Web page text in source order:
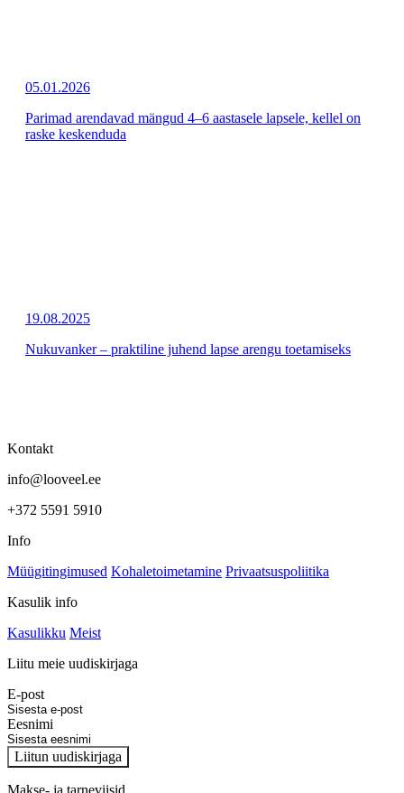
05.01.2026
Parimad arendavad mängud 4–6 aastasele lapsele, kellel on
raske keskenduda
19.08.2025
Nukuvanker – praktiline juhend lapse arengu toetamiseks
Kontakt
info@looveel.ee
+372 5591 5910
Info
Müügitingimused Kohaletoimetamine Privaatsuspoliitika
Kasulik info
Kasulikku Meist
Liitu meie uudiskirjaga
E-post
Eesnimi
Liitun uudiskirjaga
Makse- ja tarneviisid